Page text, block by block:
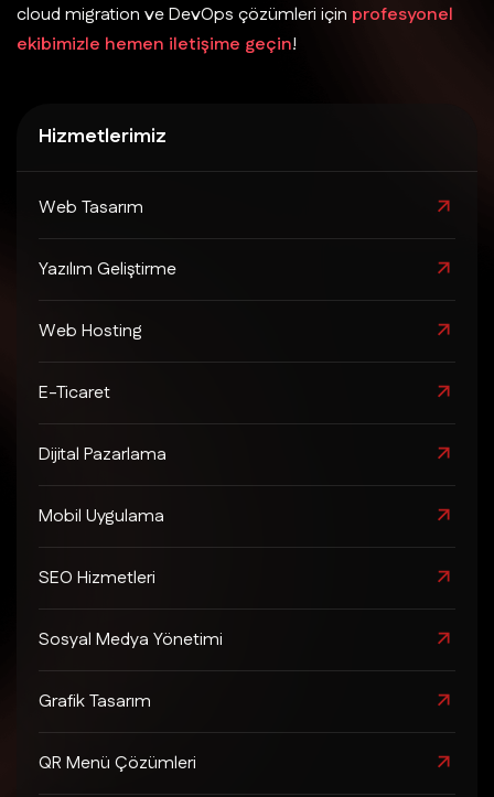
cloud migration ve DevOps çözümleri için profesyonel
ekibimizle hemen iletişime geçin!
Hizmetlerimiz
Web Tasarım
Yazılım Geliştirme
Web Hosting
E-Ticaret
Dijital Pazarlama
Mobil Uygulama
SEO Hizmetleri
Sosyal Medya Yönetimi
Grafik Tasarım
QR Menü Çözümleri